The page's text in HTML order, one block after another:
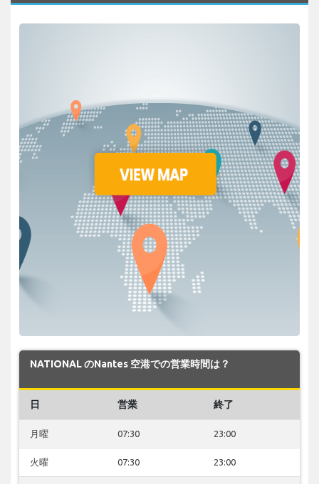
NATIONAL のNantes 空港での営業時間は？
日 営業 終了
月曜 07:30 23:00
火曜 07:30 23:00